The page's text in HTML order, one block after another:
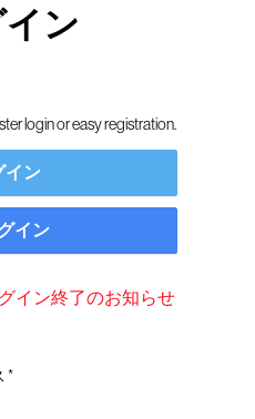
ン
login or easy registration.
イン
イン
イン終了のお知らせ
*必